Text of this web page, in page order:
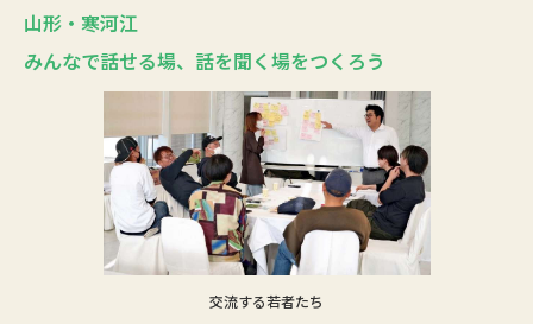
山形・寒河江
みんなで話せる場、話を聞く場をつくろう
交流する若者たち